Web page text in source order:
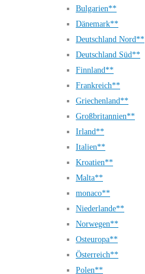
Bulgarien**
Dänemark**
Deutschland Nord**
Deutschland Süd**
Finnland**
Frankreich**
Griechenland**
Großbritannien**
Irland**
Italien**
Kroatien**
Malta**
monaco**
Niederlande**
Norwegen**
Osteuropa**
Österreich**
Polen**